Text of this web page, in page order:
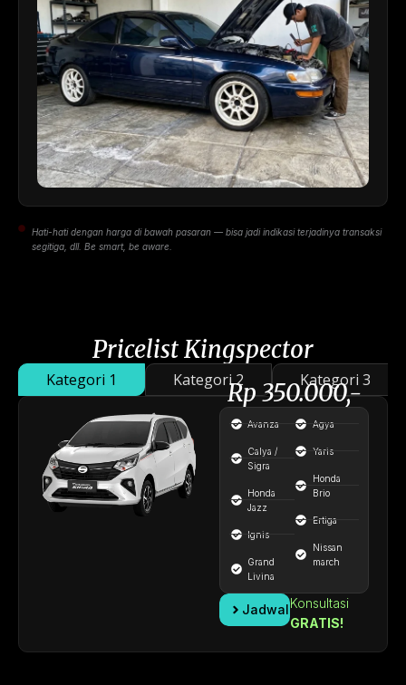
Hati-hati dengan harga di bawah pasaran — bisa jadi indikasi terjadinya transaksi
segitiga, dll. Be smart, be aware.
Pricelist Kingspector
Kategori 1 Kategori 2 Kategori 3
Rp 350.000,-
Avanza
Calya /
Sigra
Honda
Jazz
Ignis
Grand
Livina
Agya
Yaris
Honda
Brio
Ertiga
Nissan
march
JadwalkanKonsultasi
GRATIS!